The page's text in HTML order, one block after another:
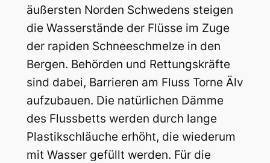
äußersten Norden Schwedens steigen
die Wasserstände der Flüsse im Zuge
der rapiden Schneeschmelze in den
Bergen. Behörden und Rettungskräfte
sind dabei, Barrieren am Fluss Torne Älv
aufzubauen. Die natürlichen Dämme
des Flussbetts werden durch lange
Plastikschläuche erhöht, die wiederum
mit Wasser gefüllt werden. Für die